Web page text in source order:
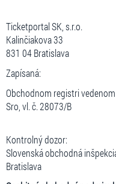
Ticketportal SK, s.r.o.
Kalinčiakova 33
831 04 Bratislava
Zapísaná:
Obchodnom registri
Sro, vl. č. 28073/B
Kontrolný dozor:
Slovenská obchodná
Bratislava